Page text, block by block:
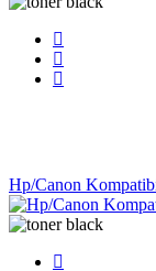
Hp/Canon